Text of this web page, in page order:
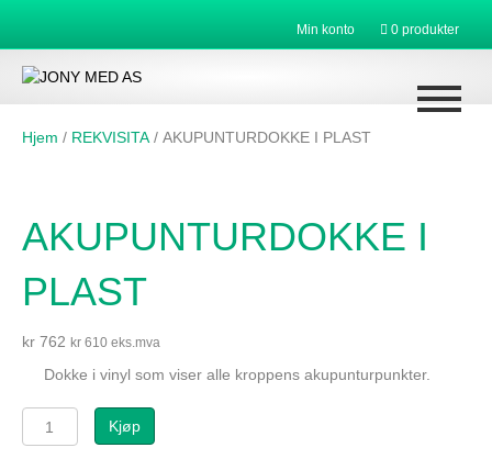
Min konto 0 produkter
Hjem / REKVISITA/ AKUPUNTURDOKKE I PLAST
AKUPUNTURDOKKE I
PLAST
kr 762 kr 610 eks.mva
Dokke i vinyl som viser alle kroppens akupunturpunkter.
AKUPUNTURDOKKE
I
Kjøp